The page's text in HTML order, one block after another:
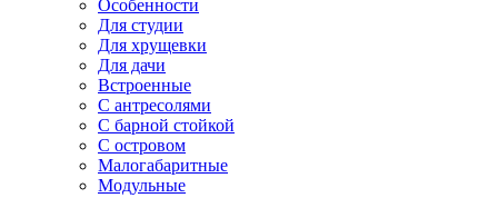
Особенности
Для студии
Для хрущевки
Для дачи
Встроенные
С антресолями
С барной стойкой
С островом
Малогабаритные
Модульные